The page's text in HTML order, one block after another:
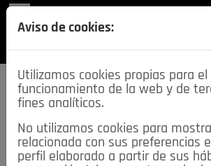
SECCIONES
descarga
Aviso de cookies:
Utilizamos cookies propias para el
funcionamiento de la web y de
fines analíticos.
No utilizamos cookies para
relacionada con sus preferencias
perfil elaborado a partir de sus